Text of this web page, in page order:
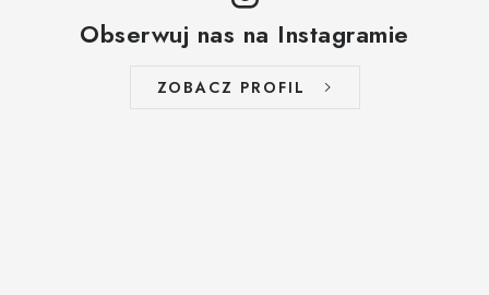
Obserwuj nas na Instagramie
ZOBACZ PROFIL